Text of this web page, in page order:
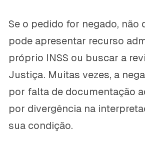
Se o pedido for negado, não
pode apresentar recurso
próprio INSS ou buscar a
Justiça. Muitas vezes, a
por falta de documentação
por divergência na
sua condição.